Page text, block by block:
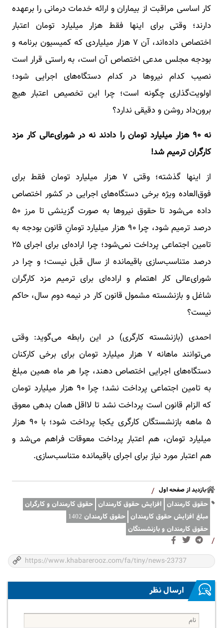
کار اساسی مراقبت از بیماران و ارائه خدمات درمانی را برعهده
دارند؛ وقتی برای اینها فقط هزار میلیارد تومان اعتبار
اختصاص داده‌اند، آن ۷ هزار میلیاردی که کمیسیون برنامه و
بودجه مجلس مدعی اختصاص آن است، به راستی قرار است
نصیب کدام نیروها در کدام دستگاه‌های اجرایی شود؛
اولویت‌گذاری چگونه است؛ چرا این تخصیص اعتبار هیچ
برون‌داد روشن و دقیقی ندارد؟
نه ۹۰ هزار میلیارد تومان را دادند نه در شورای‌عالی کار مزد
کارگران ترمیم شد!
از اینها گذشته؛ وقتی ۷ هزار میلیارد تومان فقط برای
فوق‌العاده ویژه برخی دستگاه‌های اجرایی در کشور اختصاص
داده می‌شود تا حقوق نیروها به صورت گزینشی تا مرز ۵۰
درصد ترمیم شود، چرا ۹۰ هزار میلیارد تومانِ قانون بودجه به
تامین اجتماعی پرداخت نمی‌شود؛ چرا اراده‌ای برای اجرای ۲۵
درصد متناسب‌سازی باقیمانده از سال قبل نیست؛ و چرا در
شورای‌عالی کار اهتمام و اراده‌ای برای ترمیم مزد کارگران
شاغل و بازنشسته مشمول قانون کار در نیمه دوم سال، حاکم
نیست؟
احمدی (بازنشسته کارگری) در این رابطه می‌گوید: وقتی
می‌توانند ماهانه ۷ هزار میلیارد تومان برای برخی کارکنان
دستگاه‌های اجرایی اختصاص دهند، چرا هر ماه همین مبلغ
به تامین اجتماعی پرداخت نشد؛ چرا ۹۰ هزار میلیارد تومان
که الزام قانون است پرداخت نشد تا لااقل همان بدهی معوق
۵ ماهه بازنشستگان کارگری یکجا پرداخت شود؛ با ۹۰ هزار
میلیارد تومان، هم اعتبار پرداخت معوقات فراهم می‌شد و
هم اعتبار مورد نیاز برای اجرای باقیمانده متناسب‌سازی.
بازدید از صفحه اول /
حقوق کارمندان افزایش حقوق کارمندان حقوق کارمندان و کارگران
مبلغ افزایش حقوق کارمندان حقوق کارمندان 1402
حقوق کارمندان و بازنشستگان
/
ارسال نظر